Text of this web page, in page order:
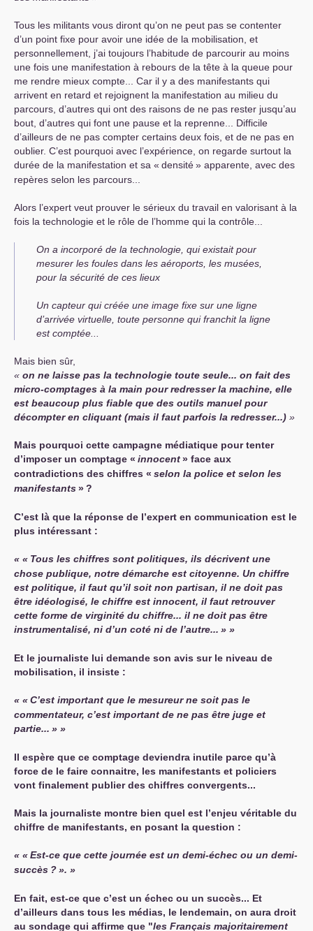
Tous les militants vous diront qu’on ne peut pas se contenter
d’un point fixe pour avoir une idée de la mobilisation, et
personnellement, j’ai toujours l’habitude de parcourir au moins
une fois une manifestation à rebours de la tête à la queue pour
me rendre mieux compte... Car il y a des manifestants qui
arrivent en retard et rejoignent la manifestation au milieu du
parcours, d’autres qui ont des raisons de ne pas rester jusqu’au
bout, d’autres qui font une pause et la reprenne... Difficile
d’ailleurs de ne pas compter certains deux fois, et de ne pas en
oublier. C’est pourquoi avec l’expérience, on regarde surtout la
durée de la manifestation et sa « densité» apparente, avec des
repères selon les parcours...
Alors l’expert veut prouver le sérieux du travail en valorisant à la
fois la technologie et le rôle de l’homme qui la contrôle...
On a incorporé de la technologie, qui existait pour
mesurer les foules dans les aéroports, les musées,
pour la sécurité de ces lieux
Un capteur qui créée une image fixe sur une ligne
d’arrivée virtuelle, toute personne qui franchit la ligne
est comptée...
Mais bien sûr,
on ne laisse pas la technologie toute seule... on fait des
micro-comptages à la main pour redresser la machine, elle
est beaucoup plus fiable que des outils manuel pour
décompter en cliquant (mais il faut parfois la redresser...)
Mais pourquoi cette campagne médiatique pour tenter
d’imposer un comptage « innocent» face aux
contradictions des chiffres « selon la police et selon les
manifestants»?
C’est là que la réponse de l’expert en communication est le
plus intéressant :
« Tous les chiffres sont politiques, ils décrivent une
chose publique, notre démarche est citoyenne. Un chiffre
est politique, il faut qu’il soit non partisan, il ne doit pas
être idéologisé, le chiffre est innocent, il faut retrouver
cette forme de virginité du chiffre... il ne doit pas être
instrumentalisé, ni d’un coté ni de l’autre... »
Et le journaliste lui demande son avis sur le niveau de
mobilisation, il insiste :
«C’est important que le mesureur ne soit pas le
commentateur, c’est important de ne pas être juge et
partie... »
Il espère que ce comptage deviendra inutile parce qu’à
force de le faire connaitre, les manifestants et policiers
vont finalement publier des chiffres convergents...
Mais la journaliste montre bien quel est l’enjeu véritable du
chiffre de manifestants, en posant la question :
«Est-ce que cette journée est un demi-échec ou un demi-
succès ?».
En fait, est-ce que c’est un échec ou un succès... Et
d’ailleurs dans tous les médias, le lendemain, on aura droit
au sondage qui affirme que "les Français majoritairement